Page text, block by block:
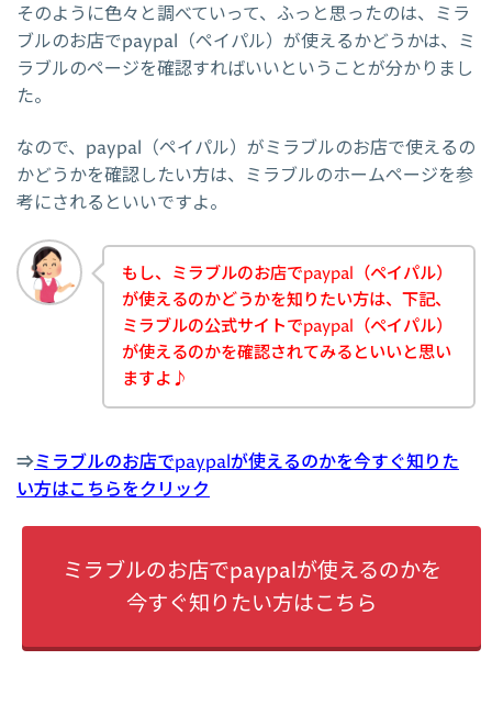
そのように色々と調べていって、ふっと思ったのは、ミラ
ブルのお店でpaypal（ペイパル）が使えるかどうかは、ミ
ラブルのページを確認すればいいということが分かりまし
た。
なので、paypal（ペイパル）がミラブルのお店で使えるの
かどうかを確認したい方は、ミラブルのホームページを参
考にされるといいですよ。
もし、ミラブルのお店でpaypal（ペイパル）
が使えるのかどうかを知りたい方は、下記、
ミラブルの公式サイトでpaypal（ペイパル）
が使えるのかを確認されてみるといいと思い
ますよ♪
⇒ミラブルのお店でpaypalが使えるのかを今すぐ知りた
い方はこちらをクリック
ミラブルのお店でpaypalが使えるのかを
今すぐ知りたい方はこちら